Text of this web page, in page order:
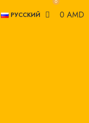
РУССКИЙ 0AMD